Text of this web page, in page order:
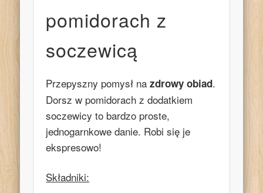
pomidorach z
soczewicą
Przepyszny pomysł nazdrowy obiad.
Dorsz w pomidorach z dodatkiem
soczewicy to bardzo proste,
jednogarnkowe danie. Robi się je
ekspresowo!
Składniki: